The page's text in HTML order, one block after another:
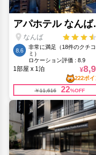
通天閣(250m)
道頓堀(1.65km)
ミナミ（難波）(2.92km)
黒門市場(1.24km)